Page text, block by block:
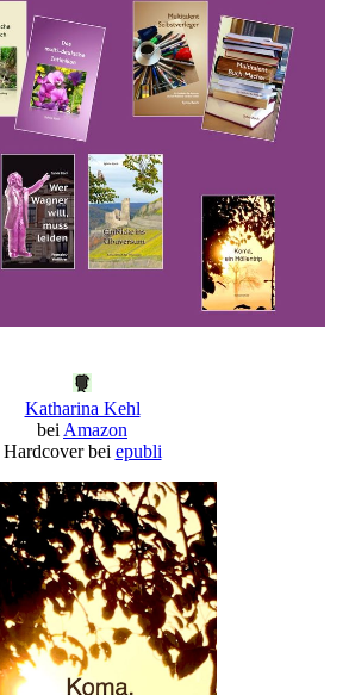
Katharina Kehl
bei Amazon
Hardcover bei epubli